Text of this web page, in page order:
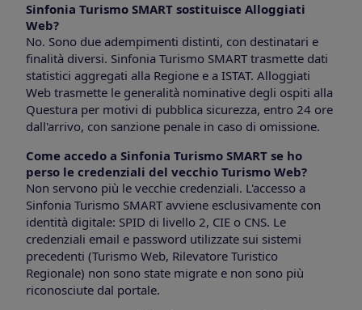
Sinfonia Turismo SMART sostituisce Alloggiati
Web?
No. Sono due adempimenti distinti, con destinatari e
finalità diversi. Sinfonia Turismo SMART trasmette dati
statistici aggregati alla Regione e a ISTAT. Alloggiati
Web trasmette le generalità nominative degli ospiti alla
Questura per motivi di pubblica sicurezza, entro 24 ore
dall'arrivo, con sanzione penale in caso di omissione.
Come accedo a Sinfonia Turismo SMART se ho
perso le credenziali del vecchio Turismo Web?
Non servono più le vecchie credenziali. L'accesso a
Sinfonia Turismo SMART avviene esclusivamente con
identità digitale: SPID di livello 2, CIE o CNS. Le
credenziali email e password utilizzate sui sistemi
precedenti (Turismo Web, Rilevatore Turistico
Regionale) non sono state migrate e non sono più
riconosciute dal portale.